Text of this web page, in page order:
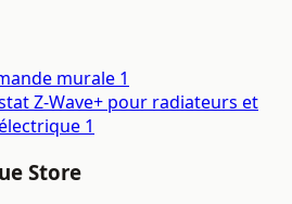
murale 1
Z-Wave+ pour radiateurs et
1
Store